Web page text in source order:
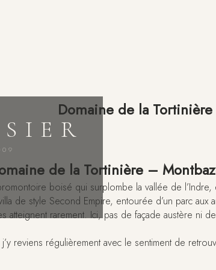
Domaine de la Tortinière
de la Tortinière –
boisé qui surplombe la vallée de l’Indre,
de style Second Empire, entourée d’un parc
atteignent rarement. Ici, pas de façade austère ni
reviens régulièrement avec le sentiment de